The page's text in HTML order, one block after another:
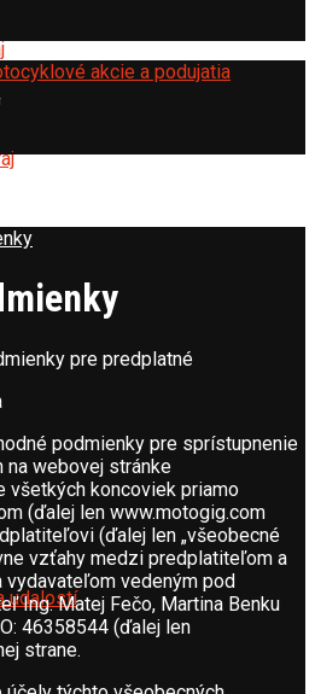
udalostí
pre predplatné
podmienky pre sprístupnenie
na webovej stránke
všetkých koncoviek priamo
(ďalej len www.motogig.com
(ďalej len „všeobecné
vzťahy medzi predplatiteľom a
vydavateľom vedeným pod
Ing. Matej Fečo, Martina Benku
46358544 (ďalej len
strane.